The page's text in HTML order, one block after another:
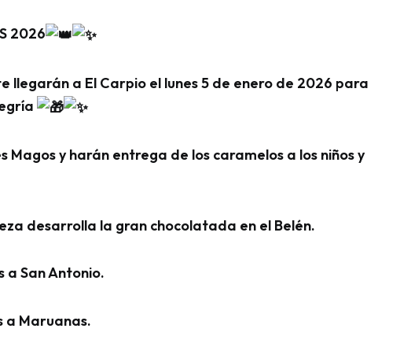
2026
llegarán a El Carpio el lunes 5 de enero de 2026 para
Magos y harán entrega de los caramelos a los niños y
desarrolla la gran chocolatada en el Belén.
a San Antonio.
a Maruanas.